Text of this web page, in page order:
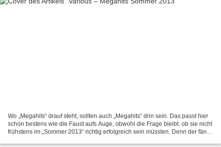
Wo „Megahits“ drauf steht, sollten auch „Megahits“ drin sein. Das passt hier
schon bestens wie die Faust aufs Auge, obwohl die Frage bleibt, ob sie nicht
frühstens im „Sommer 2013“ richtig erfolgreich sein müssten. Denn der fängt